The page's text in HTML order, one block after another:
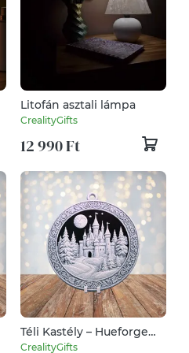
Litofán asztali lámpa
CrealityGifts
12 990 Ft
Téli Kastély – Hueforge
karácsonyfadísz
CrealityGifts